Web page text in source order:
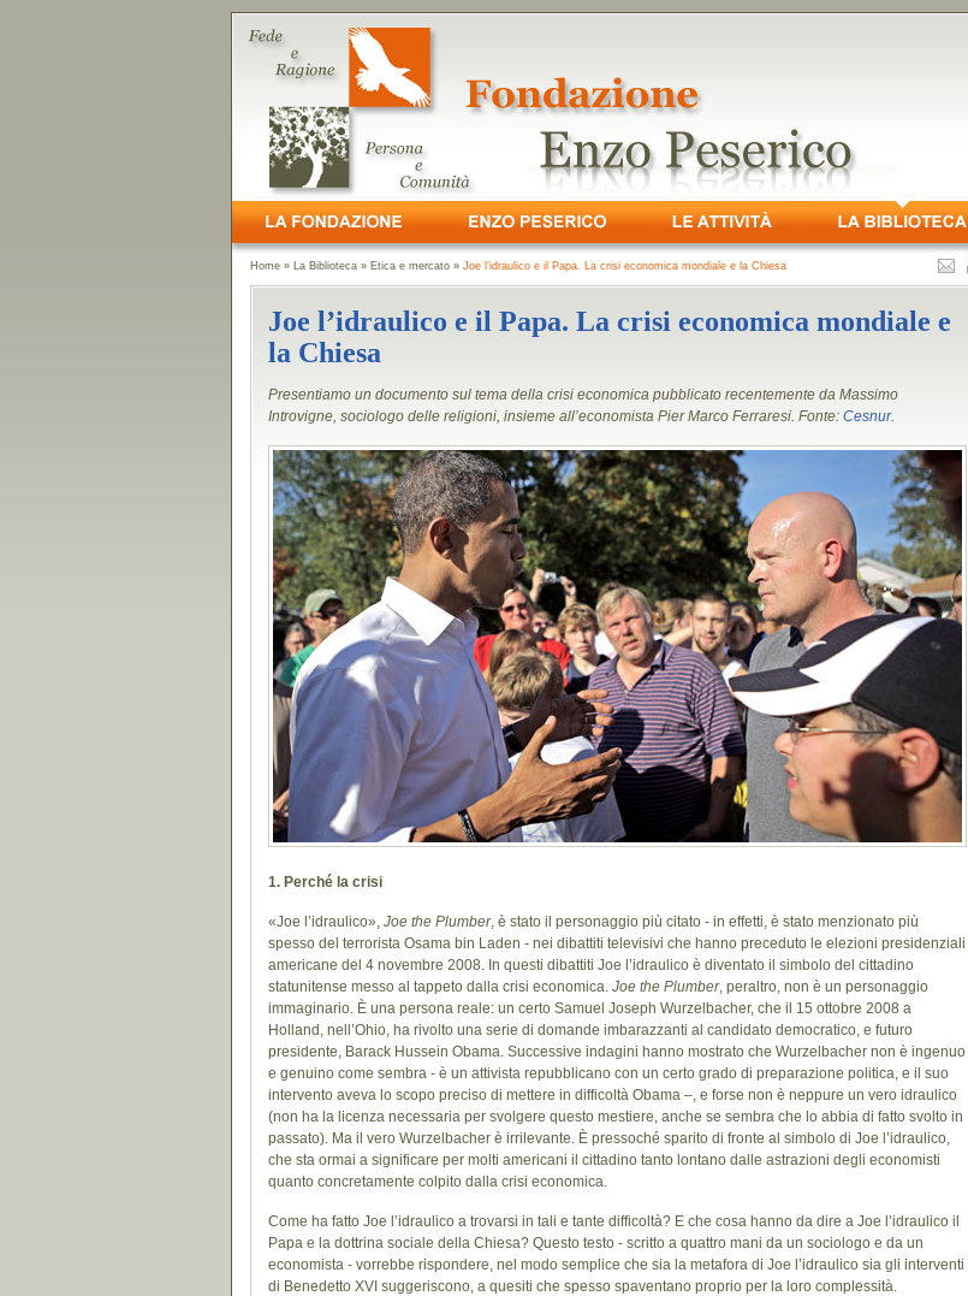
Home » La Biblioteca » Etica e mercato » Joe l’idraulico e il Papa. La crisi economica mondiale e la Chiesa
Joe l’idraulico e il Papa. La crisi economica mondiale e
la Chiesa
Presentiamo un documento sul tema della crisi economica pubblicato recentemente da Massimo
Introvigne, sociologo delle religioni, insieme all’economista Pier Marco Ferraresi. Fonte: Cesnur.
1. Perché la crisi
«Joe l’idraulico», Joe the Plumber, è stato il personaggio più citato - in effetti, è stato menzionato più
spesso del terrorista Osama bin Laden - nei dibattiti televisivi che hanno preceduto le elezioni presidenziali
americane del 4 novembre 2008. In questi dibattiti Joe l’idraulico è diventato il simbolo del cittadino
statunitense messo al tappeto dalla crisi economica. Joe the Plumber, peraltro, non è un personaggio
immaginario. È una persona reale: un certo Samuel Joseph Wurzelbacher, che il 15 ottobre 2008 a
Holland, nell’Ohio, ha rivolto una serie di domande imbarazzanti al candidato democratico, e futuro
presidente, Barack Hussein Obama. Successive indagini hanno mostrato che Wurzelbacher non è ingenuo
e genuino come sembra - è un attivista repubblicano con un certo grado di preparazione politica, e il suo
intervento aveva lo scopo preciso di mettere in difficoltà Obama –, e forse non è neppure un vero idraulico
(non ha la licenza necessaria per svolgere questo mestiere, anche se sembra che lo abbia di fatto svolto in
passato). Ma il vero Wurzelbacher è irrilevante. È pressoché sparito di fronte al simbolo di Joe l’idraulico,
che sta ormai a significare per molti americani il cittadino tanto lontano dalle astrazioni degli economisti
quanto concretamente colpito dalla crisi economica.
Come ha fatto Joe l’idraulico a trovarsi in tali e tante difficoltà? E che cosa hanno da dire a Joe l’idraulico il
Papa e la dottrina sociale della Chiesa? Questo testo - scritto a quattro mani da un sociologo e da un
economista - vorrebbe rispondere, nel modo semplice che sia la metafora di Joe l’idraulico sia gli interventi
di Benedetto XVI suggeriscono, a quesiti che spesso spaventano proprio per la loro complessità.